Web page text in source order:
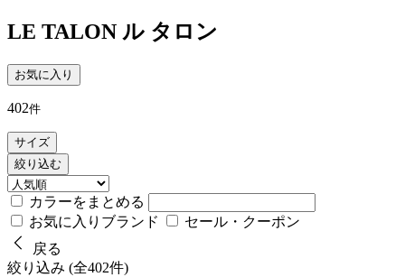
LE TALON ル タロン
お気に入り
402件
サイズ
絞り込む
カラーをまとめる
お気に入りブランド
セール・クーポン
戻る
絞り込み (全402件)